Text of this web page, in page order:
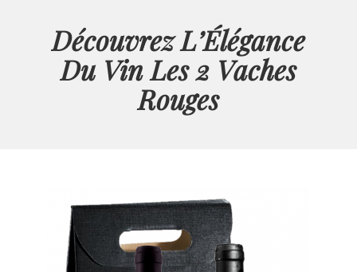
Découvrez L’Élégance
Du Vin Les 2 Vaches
Rouges